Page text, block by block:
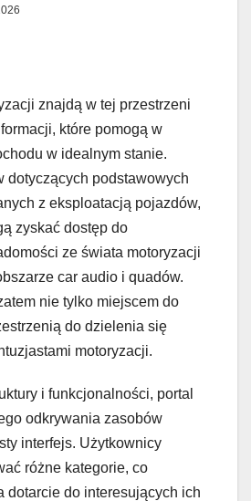
znajdą w tej przestrzeni
które pomogą w
w idealnym stanie.
dotyczących podstawowych
z eksploatacją pojazdów,
zyskać dostęp do
ze świata motoryzacji
car audio i quadów.
nie tylko miejscem do
do dzielenia się
motoryzacji.
i funkcjonalności, portal
odkrywania zasobów
interfejs. Użytkownicy
różne kategorie, co
dotarcie do interesujących ich